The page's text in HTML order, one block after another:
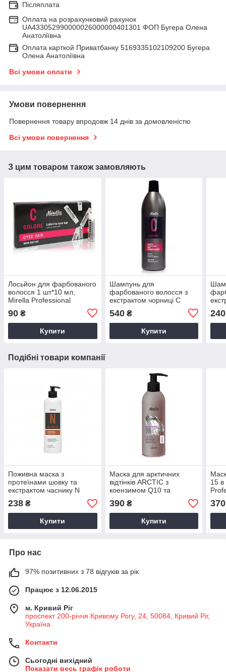
Післяплата
Оплата на розрахунковий рахунок
UA433052990000026000000401301 ФОП Бугера Олена
Анатоліївна
Оплата карткой Приватбанку 5169335102109200 Бугера
Олена Анатоліївна
Всі умови оплати
Умови повернення
Повернення товару впродовж 14 днів за домовленістю
Всі умови повернення
З цим товаром також замовляють
Лосьйон для фарбованого
волосся 1 шт*10 мл,
Mirella Professional
90 ₴
Купити
Шампунь для
фарбованого волосся з
екстрактом чорниці C
COLORE 1000 мл Mirella
Professional
540₴
Купити
240
Подібні товари компанії
Поживна маска з
протеїнами шовку та
екстрактом часнику N
NUTRITION 230 мл Mirella
Professional
238 ₴
Купити
Маска для арктичних
відтінків ARCTIC з
коензимом Q10 та
церамідом NG 230 мл
Mirella Professional Your
BLONDesty
390₴
Купити
15
370
Про нас
97% позитивних з 78 відгуків за рік
Працює з 12.06.2015
м. Кривий Ріг
проспект 200-річчя Кривому Рогу, 24, 50084, Кривий Ріг,
Україна
Контакти
Сьогодні вихідний
Показати весь графік роботи